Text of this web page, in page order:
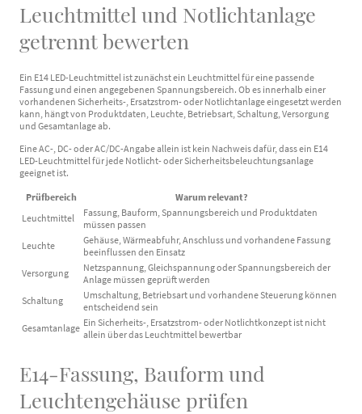
Leuchtmittel und Notlichtanlage
getrennt bewerten
Ein E14 LED-Leuchtmittel ist zunächst ein Leuchtmittel für eine passende
Fassung und einen angegebenen Spannungsbereich. Ob es innerhalb einer
vorhandenen Sicherheits-, Ersatzstrom- oder Notlichtanlage eingesetzt werden
kann, hängt von Produktdaten, Leuchte, Betriebsart, Schaltung, Versorgung
und Gesamtanlage ab.
Eine AC-, DC- oder AC/DC-Angabe allein ist kein Nachweis dafür, dass ein E14
LED-Leuchtmittel für jede Notlicht- oder Sicherheitsbeleuchtungsanlage
geeignet ist.
Prüfbereich
Warum relevant?
Leuchtmittel
Fassung, Bauform, Spannungsbereich und Produktdaten
müssen passen
Leuchte
Gehäuse, Wärmeabfuhr, Anschluss und vorhandene Fassung
beeinflussen den Einsatz
Versorgung
Netzspannung, Gleichspannung oder Spannungsbereich der
Anlage müssen geprüft werden
Schaltung
Umschaltung, Betriebsart und vorhandene Steuerung können
entscheidend sein
Gesamtanlage Ein Sicherheits-, Ersatzstrom- oder Notlichtkonzept ist nicht
allein über das Leuchtmittel bewertbar
E14-Fassung, Bauform und
Leuchtengehäuse prüfen